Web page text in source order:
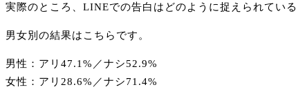
実際のところ、LINEでの告白はどのように捉えられてい
男女別の結果はこちらです。
男性：アリ47.1%／ナシ52.9%
女性：アリ28.6%／ナシ71.4%